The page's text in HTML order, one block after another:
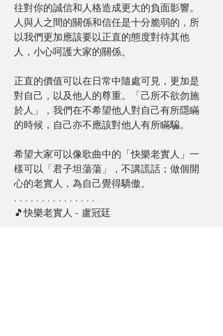
往對你的誠信和人格造成更大的負面影響。
人與人之間的關係和信任是十分脆弱的，所
以我們更加應該要以正直的態度對待其他
人，小心呵護大家的關係。
正直的價值可以在日常中隨處可見，更加是
對自己，以及他人的尊重。「己所不欲勿施
於人」，我們在不希望他人對自己有所隱瞞
的時候，自己亦不應該對他人有所瞞騙。
希望大家可以像歌曲中的「快樂老實人」一
樣可以「君子坦蕩蕩」，不講謊話；做個開
心的老實人，為自己覺得驕傲。
. . . . . . . . . . . . . . .
🎵快樂老實人 - 盧冠廷